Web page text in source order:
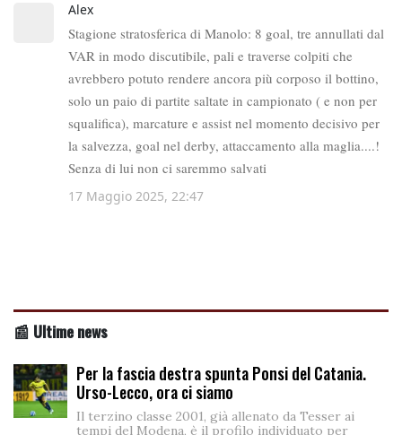
📰 Ultime news
Per la fascia destra spunta Ponsi del Catania.
Urso-Lecco, ora ci siamo
Il terzino classe 2001, già allenato da Tesser ai
tempi del Modena, è il profilo individuato per